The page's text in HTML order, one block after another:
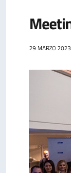
29 MARZO 2023